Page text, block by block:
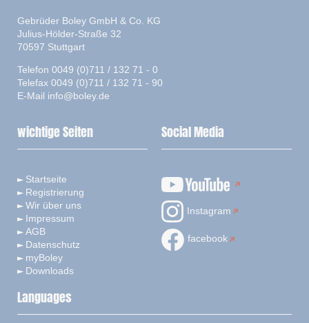
Gebrüder Boley GmbH & Co. KG
Julius-Hölder-Straße 32
70597 Stuttgart
Telefon 0049 (0)711 / 132 71 - 0
Telefax 0049 (0)711 / 132 71 - 90
E-Mail info@boley.de
wichtige Seiten
Startseite
Registrierung
Wir über uns
Impressum
AGB
Datenschutz
myBoley
Downloads
Social Media
Instagram
facebook
Languages